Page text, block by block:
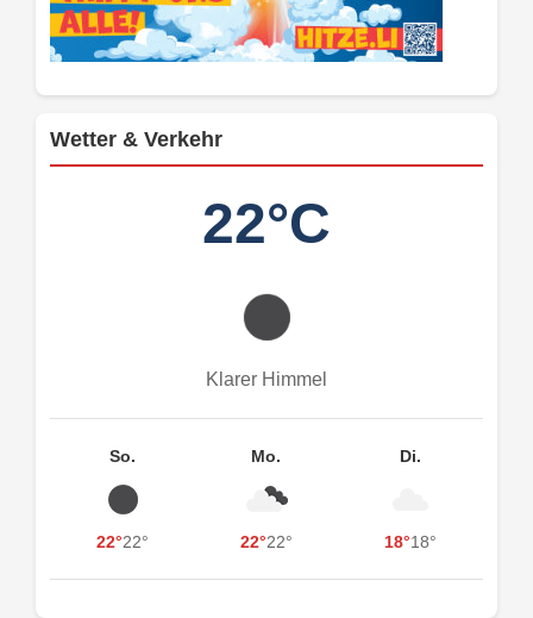
Wetter & Verkehr
22°C
Klarer Himmel
So.
22°22°
Mo.
22°22°
Di.
18°18°